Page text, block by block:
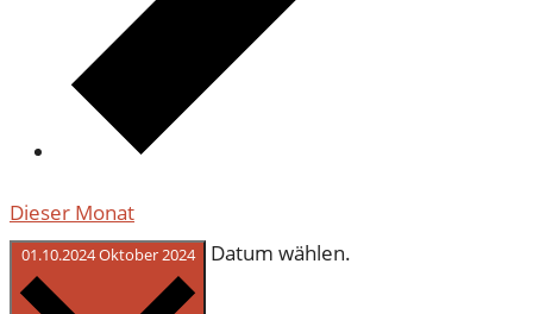
Dieser Monat
01.10.2024Oktober 2024 Datum wählen.